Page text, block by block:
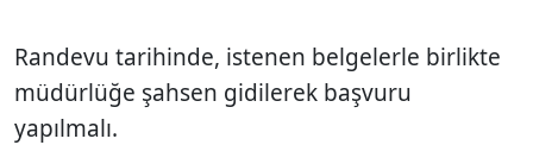
Randevu tarihinde, istenen belgelerle birlikte
müdürlüğe şahsen gidilerek başvuru
yapılmalı.